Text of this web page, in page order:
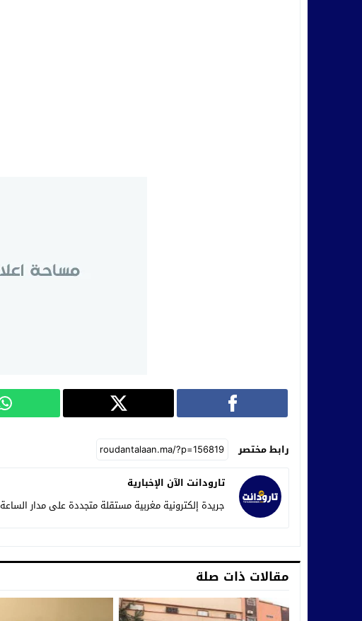
رابط مختصر
تارودانت الآن الإخبارية
جريدة إلكترونية مغربية مستقلة متجددة على مدار الساعة
مقالات ذات صلة